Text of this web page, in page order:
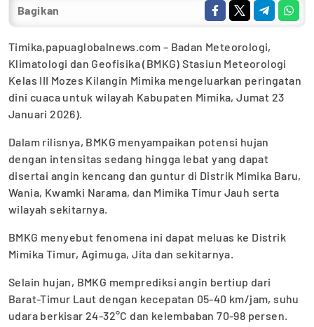
Bagikan
Timika,papuaglobalnews.com – Badan Meteorologi,
Klimatologi dan Geofisika (BMKG) Stasiun Meteorologi
Kelas III Mozes Kilangin Mimika mengeluarkan peringatan
dini cuaca untuk wilayah Kabupaten Mimika, Jumat 23
Januari 2026).
Dalam rilisnya, BMKG menyampaikan potensi hujan
dengan intensitas sedang hingga lebat yang dapat
disertai angin kencang dan guntur di Distrik Mimika Baru,
Wania, Kwamki Narama, dan Mimika Timur Jauh serta
wilayah sekitarnya.
BMKG menyebut fenomena ini dapat meluas ke Distrik
Mimika Timur, Agimuga, Jita dan sekitarnya.
Selain hujan, BMKG memprediksi angin bertiup dari
Barat-Timur Laut dengan kecepatan 05-40 km/jam, suhu
udara berkisar 24-32°C dan kelembaban 70-98 persen.